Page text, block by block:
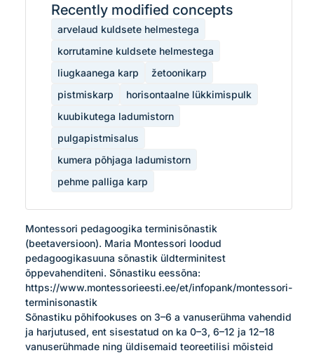
Recently modified concepts
arvelaud kuldsete helmestega
korrutamine kuldsete helmestega
liugkaanega karp
žetoonikarp
pistmiskarp
horisontaalne lükkimispulk
kuubikutega ladumistorn
pulgapistmisalus
kumera põhjaga ladumistorn
pehme palliga karp
Montessori pedagoogika terminisõnastik
(beetaversioon). Maria Montessori loodud
pedagoogikasuuna sõnastik üldterminitest
õppevahenditeni. Sõnastiku eessõna:
https://www.montessorieesti.ee/et/infopank/montessori-
terminisonastik
Sõnastiku põhifookuses on 3–6 a vanuserühma vahendid
ja harjutused, ent sisestatud on ka 0–3, 6–12 ja 12–18
vanuserühmade ning üldisemaid teoreetilisi mõisteid